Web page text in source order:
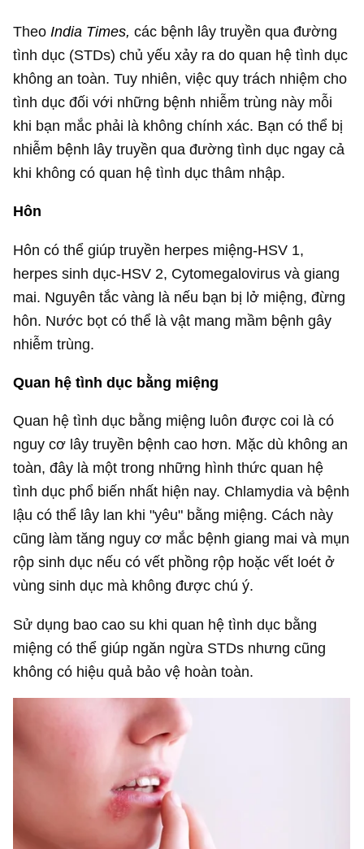
Theo India Times, các bệnh lây truyền qua đường
tình dục (STDs) chủ yếu xảy ra do quan hệ tình dục
không an toàn. Tuy nhiên, việc quy trách nhiệm cho
tình dục đối với những bệnh nhiễm trùng này mỗi
khi bạn mắc phải là không chính xác. Bạn có thể bị
nhiễm bệnh lây truyền qua đường tình dục ngay cả
khi không có quan hệ tình dục thâm nhập.
Hôn
Hôn có thể giúp truyền herpes miệng-HSV 1,
herpes sinh dục-HSV 2, Cytomegalovirus và giang
mai. Nguyên tắc vàng là nếu bạn bị lở miệng, đừng
hôn. Nước bọt có thể là vật mang mầm bệnh gây
nhiễm trùng.
Quan hệ tình dục bằng miệng
Quan hệ tình dục bằng miệng luôn được coi là có
nguy cơ lây truyền bệnh cao hơn. Mặc dù không an
toàn, đây là một trong những hình thức quan hệ
tình dục phổ biến nhất hiện nay. Chlamydia và bệnh
lậu có thể lây lan khi "yêu" bằng miệng. Cách này
cũng làm tăng nguy cơ mắc bệnh giang mai và mụn
rộp sinh dục nếu có vết phồng rộp hoặc vết loét ở
vùng sinh dục mà không được chú ý.
Sử dụng bao cao su khi quan hệ tình dục bằng
miệng có thể giúp ngăn ngừa STDs nhưng cũng
không có hiệu quả bảo vệ hoàn toàn.